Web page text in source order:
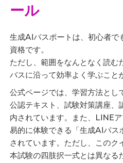
ール
生成AIパスポートは、初心者で
資格です。
ただし、範囲をなんとなく読む
バスに沿って効率よく学ぶこと
公式ページでは、学習方法とし
公認テキスト、試験対策講座、
内されています。また、LINE
易的に体験できる「生成AIパス
されています。ただし、この
本試験の四肢択一式とは異なる